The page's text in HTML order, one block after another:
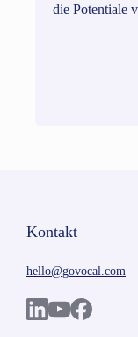
die Potentiale
Kontakt
hello@govocal.com